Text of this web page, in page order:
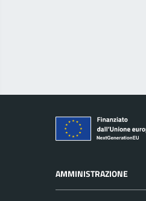
AMMINISTRAZIONE